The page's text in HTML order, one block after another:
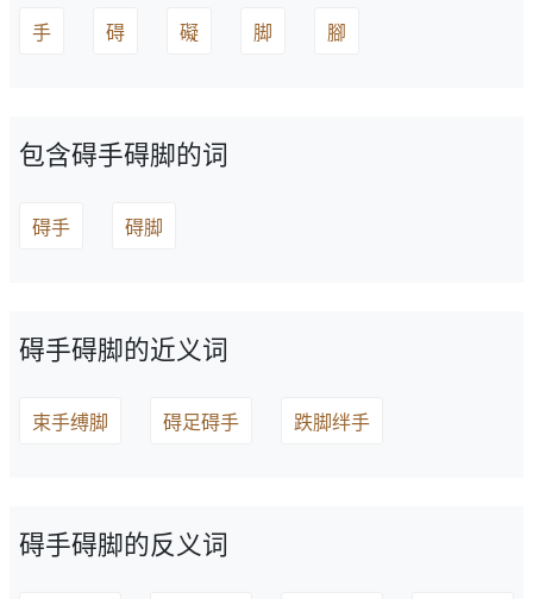
手 碍 礙 脚 腳
包含碍手碍脚的词
碍手 碍脚
碍手碍脚的近义词
束手缚脚 碍足碍手 跌脚绊手
碍手碍脚的反义词